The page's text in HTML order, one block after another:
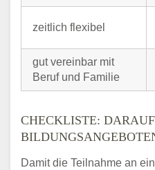
zeitlich flexibel
gut vereinbar mit
Beruf und Familie
CHECKLISTE:
Damit die Teilnahme an